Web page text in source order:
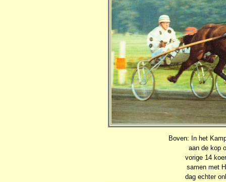
Boven: In het
aan de kop
vorige 14
samen met
dag echter